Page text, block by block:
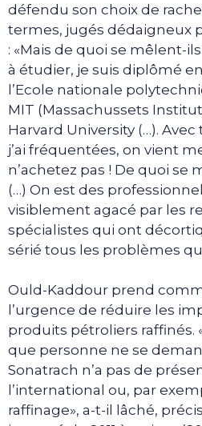
défendu son choix de
termes, jugés dédaigneux
: «Mais de quoi se mêlent-ils
à étudier, je suis diplômé
l’Ecole nationale
MIT (Massachussets
Harvard University (…).
j’ai fréquentées, on vient
n’achetez pas ! De quoi se
(…) On est des
visiblement agacé par les
spécialistes qui ont
sérié tous les problèmes
Ould-Kaddour prend
l’urgence de réduire les
produits pétroliers raffinés.
que personne ne se
Sonatrach n’a pas de
l’international ou, par
raffinage», a-t-il lâché,